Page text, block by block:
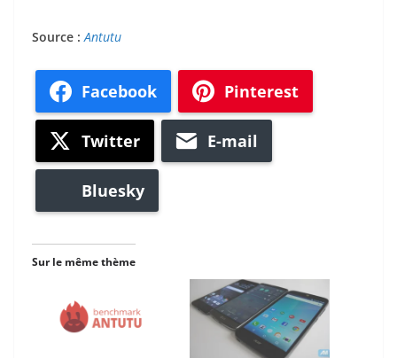
Source : Antutu
Facebook Pinterest
Twitter E-mail
Bluesky
Sur le même thème